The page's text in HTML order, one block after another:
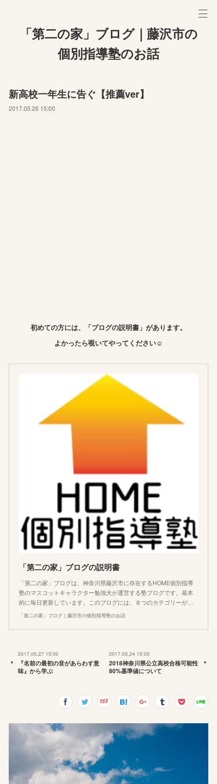
「第二の家」ブログ｜藤沢市の
個別指導塾のお話
新高校一年生に告ぐ【推薦ver】
2017.05.26 15:00
初めての方には、「ブログの説明書」があります。
よかったら覗いてやってください☺︎
「第二の家」ブログの説明書
「第二の家」ブログは、神奈川県藤沢市に存在するHOME個別指導
塾のマスコットキャラクター勉強犬が運営する塾ブログです。基本
的に毎日更新しています。このブログには、８つのカテゴリーが…
「第二の家」ブログ｜藤沢市の個別指導塾のお話
2017.05.27 15:00
『名前の最初の音があらわす意
味』から学ぶ
2017.05.24 15:00
2018神奈川県公立高校合格可能性
80%基準値について